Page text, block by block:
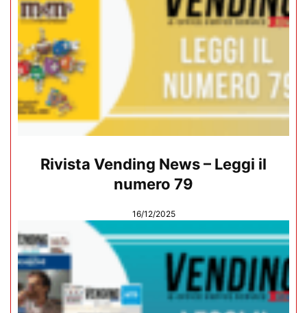
Rivista Vending News – Leggi il
numero 79
16/12/2025